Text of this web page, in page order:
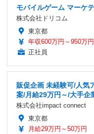
モバイルゲーム マーケ
株式会社ドリコム
東京都
年収600万円～950万円
正社員
販促企画 未経験可/人気
案/月給29万円～/大手企
株式会社impact connect
東京都
月給29万円～50万円